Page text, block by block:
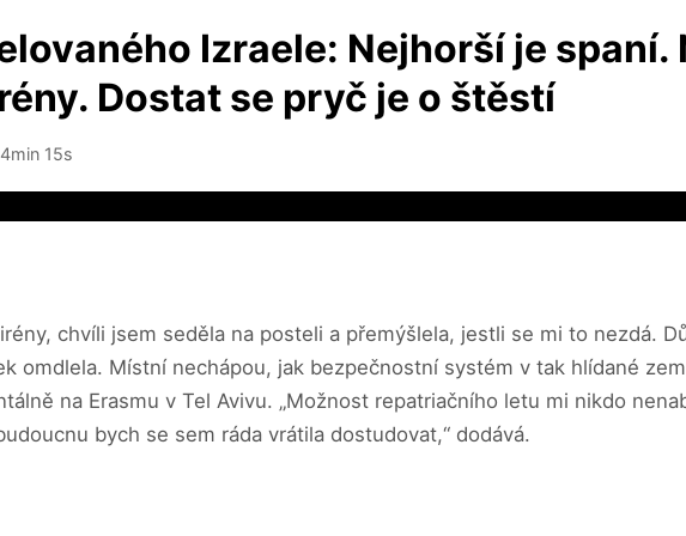
Izraele: Nejhorší je spaní.
Dostat se pryč je o štěstí
15s
chvíli jsem seděla na posteli a přemýšlela, jestli se mi to nezdá.
omdlela. Místní nechápou, jak bezpečnostní systém v tak hlídané
na Erasmu v Tel Avivu. „Možnost repatriačního letu mi nikdo
bych se sem ráda vrátila dostudovat,“ dodává.